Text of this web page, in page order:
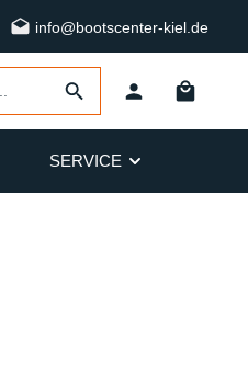
info@bootscenter-kiel.de
SERVICE